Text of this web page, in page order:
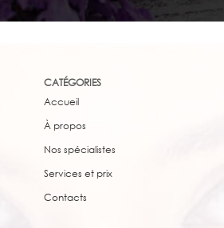
CATÉGORIES
Accueil
À propos
Nos spécialistes
Services et prix
Сontacts